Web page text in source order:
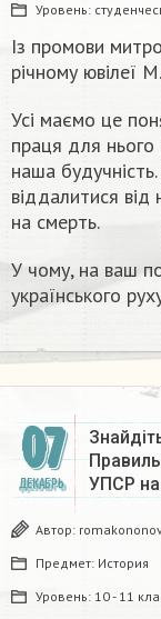
Уровень:
Із промови
річному ювілеї
Усі маємо це
праця для
наша
віддалитися
на смерть.
У чому, на ваш
українського
07
ДЕКАБРЬ
УПСР
Автор:
Предмет: История
Уровень: 10 - 11